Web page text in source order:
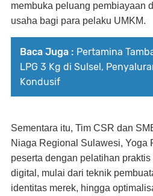
membuka peluang pembiayaan
usaha bagi para pelaku UMKM.
Baca Juga : Pertamina
LPG 3 Kg di Sulsel,
Kondusif
Sementara itu, Tim CSR dan
Niaga Regional Sulawesi, Yoga
peserta dengan pelatihan
digital, mulai dari teknik
identitas merek, hingga